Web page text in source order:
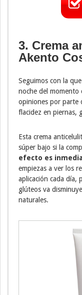
3. Crema
Akento
Seguimos con la
noche del momento
opiniones por parte
flacidez en piernas,
Esta crema
súper bajo si la
efecto es
empiezas a ver los
aplicación cada día,
glúteos va
naturales.